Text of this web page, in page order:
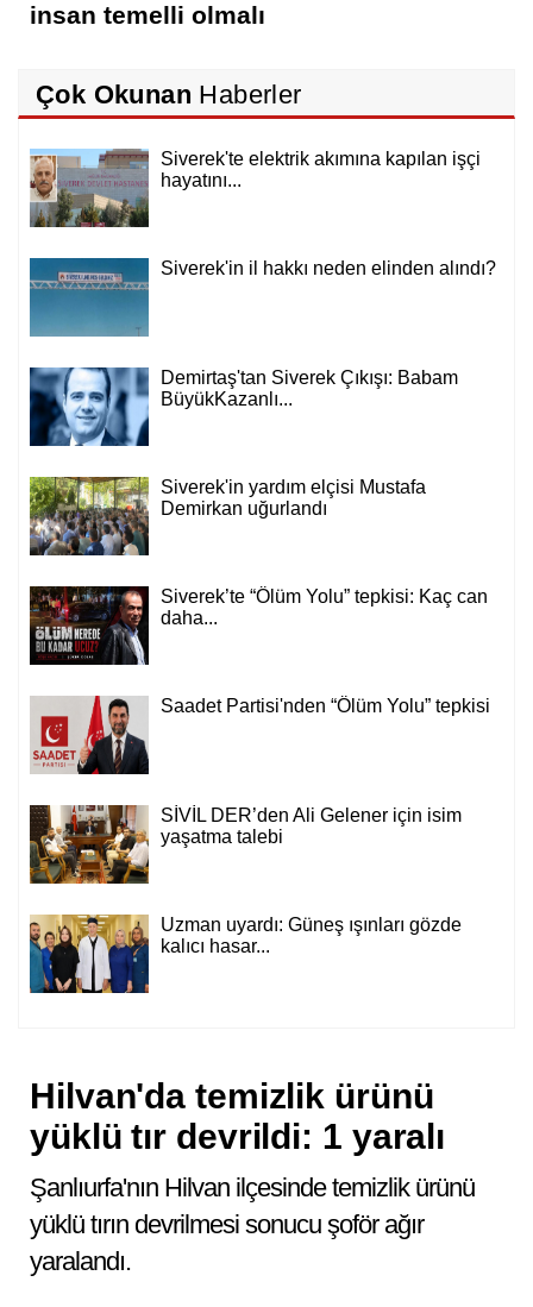
insan temelli olmalı
Çok Okunan Haberler
Siverek'te elektrik akımına kapılan işçi
hayatını...
Siverek'in il hakkı neden elinden alındı?
Demirtaş'tan Siverek Çıkışı: Babam
BüyükKazanlı...
Siverek'in yardım elçisi Mustafa
Demirkan uğurlandı
Siverek’te “Ölüm Yolu” tepkisi: Kaç can
daha...
Saadet Partisi'nden “Ölüm Yolu” tepkisi
SİVİL DER’den Ali Gelener için isim
yaşatma talebi
Uzman uyardı: Güneş ışınları gözde
kalıcı hasar...
Hilvan'da temizlik ürünü
yüklü tır devrildi: 1 yaralı
Şanlıurfa'nın Hilvan ilçesinde temizlik ürünü
yüklü tırın devrilmesi sonucu şoför ağır
yaralandı.